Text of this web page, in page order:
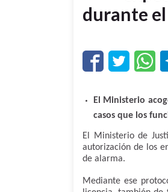
durante
El Ministerio
casos que los
El Ministerio de
autorización de los
de alarma.
Mediante ese